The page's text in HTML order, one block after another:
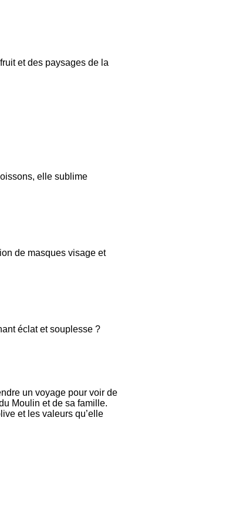
et des paysages de la
elle sublime
de masques visage et
éclat et souplesse ?
un voyage pour voir de
Moulin et de sa famille.
et les valeurs qu’elle